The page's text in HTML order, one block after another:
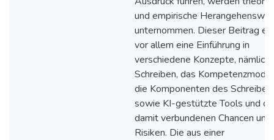
und empirische
unternommen. Dieser Beitrag
vor allem eine Einführung in
verschiedene Konzepte, nämlich
Schreiben, das
die Komponenten des
sowie KI-gestützte Tools und
damit verbundenen Chancen und
Risiken. Die aus einer